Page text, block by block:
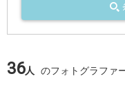
36人 のフォトグラファ